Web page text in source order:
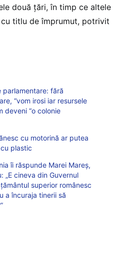
două ţări, în timp ce altele
titlu de împrumut, potrivit
parlamentare: fără
“vom irosi iar resursele
deveni “o colonie
cu motorină ar putea
plastic
îi răspunde Marei Mareș,
„E cineva din Guvernul
superior românesc
a încuraja tinerii să